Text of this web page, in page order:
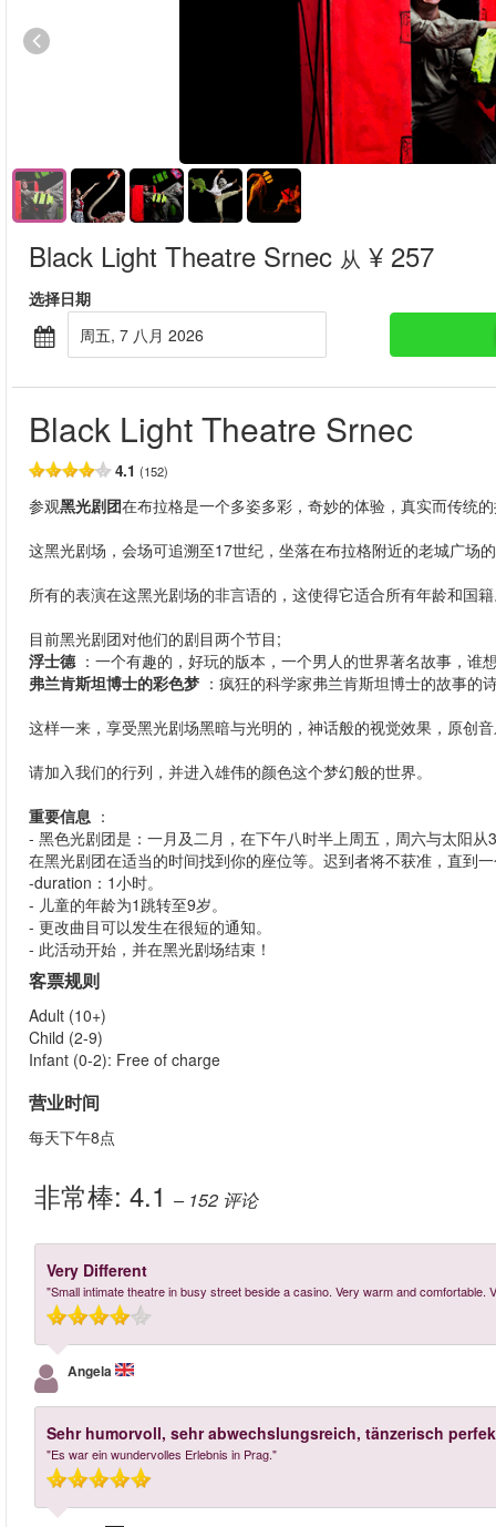
Black Light Theatre Srnec 从 ¥ 257
选择日期
周五, 7 八月 2026
Black Light Theatre Srnec
4.1 (152)
参观黑光剧团在布拉格是一个多姿多彩，奇妙的体验，真实而传统
这黑光剧场，会场可追溯至17世纪，坐落在布拉格附近的老城广场
所有的表演在这黑光剧场的非言语的，这使得它适合所有年龄和国
目前黑光剧团对他们的剧目两个节目;
浮士德：一个有趣的，好玩的版本，一个男人的世界著名故事，谁
弗兰肯斯坦博士的彩色梦 ：疯狂的科学家弗兰肯斯坦博士的故事的
这样一来，享受黑光剧场黑暗与光明的，神话般的视觉效果，原创
请加入我们的行列，并进入雄伟的颜色这个梦幻般的世界。
重要信息 ：
- 黑色光剧团是：一月及二月，在下午八时半上周五，周六与太阳
在黑光剧团在适当的时间找到你的座位等。迟到者将不获准，直到
-duration：1小时。
- 儿童的年龄为1跳转至9岁。
- 更改曲目可以发生在很短的通知。
- 此活动开始，并在黑光剧场结束！
客票规则
Adult (10+)
Child (2-9)
Infant (0-2): Free of charge
营业时间
每天下午8点
非常棒: 4.1 – 152 评论
Very Different
"Small intimate theatre in busy street beside a casino. Very warm and comfortable.
Angela
Sehr humorvoll, sehr abwechslungsreich, tänzerisch
"Es war ein wundervolles Erlebnis in Prag."